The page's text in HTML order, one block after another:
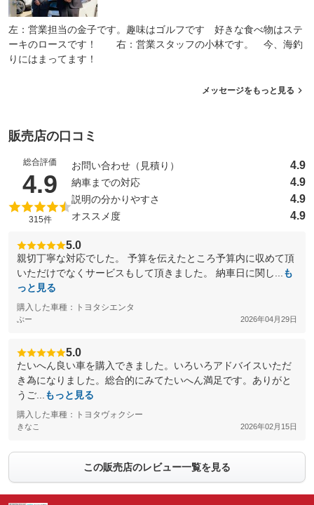
左：営業担当の金子です。趣味はゴルフです 好きな食べ物はステ
ーキのロースです！ 右：営業スタッフの小林です。 今、海釣
りにはまってます！
メッセージをもっと見る
販売店の口コミ
総合評価
4.9 （5点満点中）
315件
お問い合わせ（見積り） 4.9
納車までの対応 4.9
説明の分かりやすさ 4.9
オススメ度 4.9
5.0
親切丁寧な対応でした。 予算を伝えたところ予算内に収めて頂
いただけでなくサービスもして頂きました。 納車日に関し...
も
っと見る
購入した車種：トヨタシエンタ
ぶー 2026年04月29日
5.0
たいへん良い車を購入できました。いろいろアドバイスいただ
き為になりました。総合的にみてたいへん満足です。ありがと
うご...
もっと見る
購入した車種：トヨタヴォクシー
きなこ 2026年02月15日
この販売店のレビュー一覧を見る